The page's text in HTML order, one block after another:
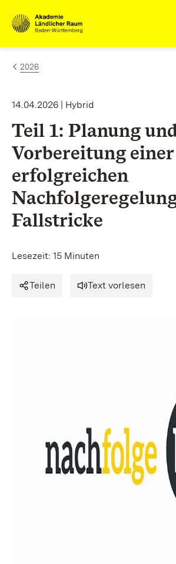
Zum Inhalt springen
Link zur Startseite
2026
14.04.2026 | Hybrid
Teil 1: Planung
Vorbereitung einer
erfolgreichen
Fallstricke
Lesezeit: 15 Minuten
Teilen Text vorlesen